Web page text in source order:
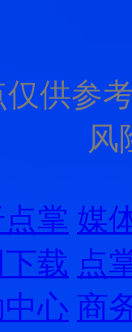
供参
风
掌 媒
载 点
心 商